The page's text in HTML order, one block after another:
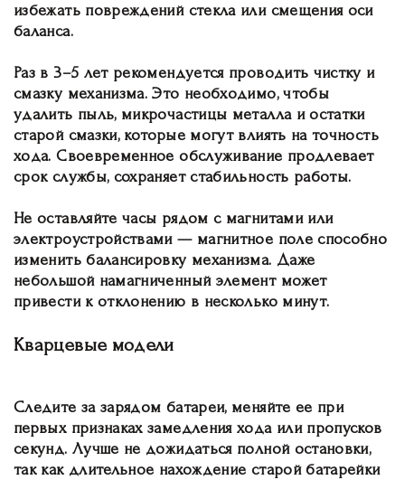
избежать повреждений стекла или смещения оси
баланса.
Раз в 3–5 лет рекомендуется проводить чистку и
смазку механизма. Это необходимо, чтобы
удалить пыль, микрочастицы металла и остатки
старой смазки, которые могут влиять на точность
хода. Своевременное обслуживание продлевает
срок службы, сохраняет стабильность работы.
Не оставляйте часы рядом с магнитами или
электроустройствами — магнитное поле способно
изменить балансировку механизма. Даже
небольшой намагниченный элемент может
привести к отклонению в несколько минут.
Кварцевые модели
Следите за зарядом батареи, меняйте ее при
первых признаках замедления хода или пропусков
секунд. Лучше не дожидаться полной остановки,
так как длительное нахождение старой батарейки